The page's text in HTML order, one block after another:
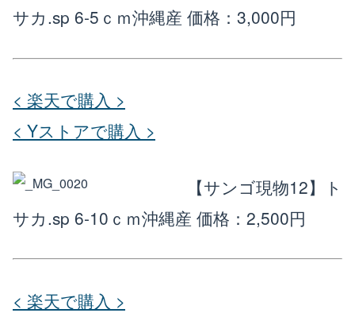
サカ.sp 6-5ｃｍ沖縄産 価格：3,000円
< 楽天で購入 >
< Yストアで購入 >
【サンゴ現物12】ト
サカ.sp 6-10ｃｍ沖縄産 価格：2,500円
< 楽天で購入 >